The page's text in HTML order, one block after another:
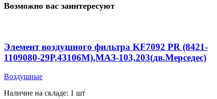
Возможно вас заинтересуют
Элемент воздушного фильтра KF7092 PR (8421-
1109080-29Р,43106M),МАЗ-103,203(дв.Мерседес)
Воздушные
Наличие на складе: 1 шт